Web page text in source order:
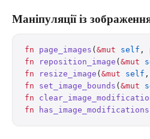
Маніпуляції із
fn page_images ( &mut self ,
fn reposition_image ( &mut
fn resize_image ( &mut self
fn set_image_bounds ( &mut
fn
fn has_image_modifications